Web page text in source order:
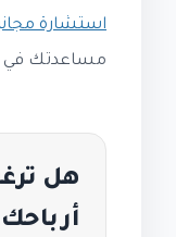
استشارة
مساعدتك في
هل